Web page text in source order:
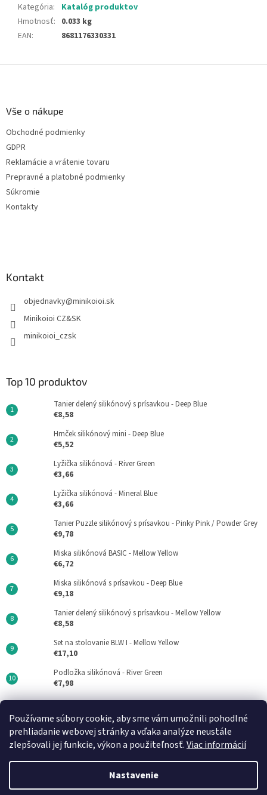
Používame súbory cookie, aby sme vám umožnili pohodlné
prehliadanie webovej stránky a vďaka analýze neustále
zlepšovali jej funkcie, výkon a použiteľnosť.Viac informácií
Nastavenie
Kategória:
Katalóg produktov
Hmotnosť: 0.033 kg
EAN: 8681176330331
Vše o nákupe
Obchodné podmienky
GDPR
Reklamácie a vrátenie tovaru
Prepravné a platobné podmienky
Súkromie
Kontakty
Kontakt
objednavky@minikoioi.sk
Minikoioi CZ&SK
minikoioi_czsk
Top 10 produktov
Tanier delený silikónový s prísavkou - Deep Blue
€8,58
Hrnček silikónový mini - Deep Blue
€5,52
Lyžička silikónová - River Green
€3,66
Lyžička silikónová - Mineral Blue
€3,66
Tanier Puzzle silikónový s prísavkou - Pinky Pink / Powder Grey
€9,78
Miska silikónová BASIC - Mellow Yellow
€6,72
Miska silikónová s prísavkou - Deep Blue
€9,18
Tanier delený silikónový s prísavkou - Mellow Yellow
€8,58
Set na stolovanie BLW I - Mellow Yellow
€17,10
Podložka silikónová - River Green
€7,98
Minikoioi CZ DN FORMED Brno s.r.o Medela SK
Vytvoril Shoptet